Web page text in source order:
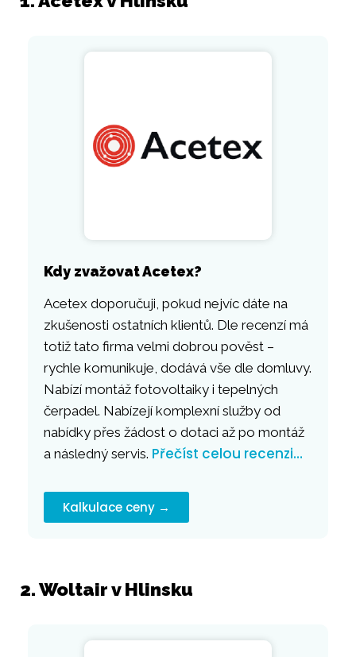
Kdy zvažovat Acetex?
Acetex doporučuji, pokud nejvíc dáte na
zkušenosti ostatních klientů. Dle recenzí má
totiž tato firma velmi dobrou pověst –
rychle komunikuje, dodává vše dle domluvy.
Nabízí montáž fotovoltaiky i tepelných
čerpadel. Nabízejí komplexní služby od
nabídky přes žádost o dotaci až po montáž
a následný servis. Přečíst celou recenzi…
Kalkulace ceny →
2. Woltair v Hlinsku